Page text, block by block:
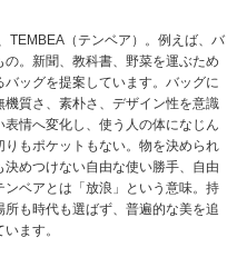
TEMBEA（テンベア）。例えば、バ
。新聞、教科書、野菜を運ぶため
ッグを提案しています。バッグに
質さ、素朴さ、デザイン性を意識
情へ変化し、使う人の体になじん
もポケットもない。物を決められ
めつけない自由な使い勝手、自由
ベアとは「放浪」という意味。持
も時代も選ばず、普遍的な美を追
ます。